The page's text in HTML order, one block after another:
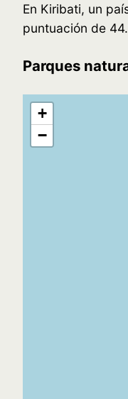
En Kiribati, un
puntuación de
Parques